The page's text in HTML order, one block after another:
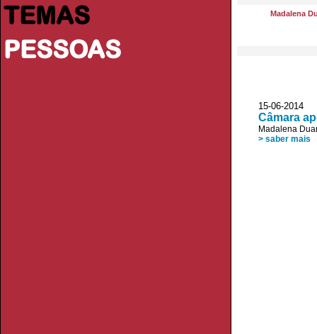
TEMAS
PESSOAS
Madalena
15-06-2014
Câmara
Madalena
> saber mais